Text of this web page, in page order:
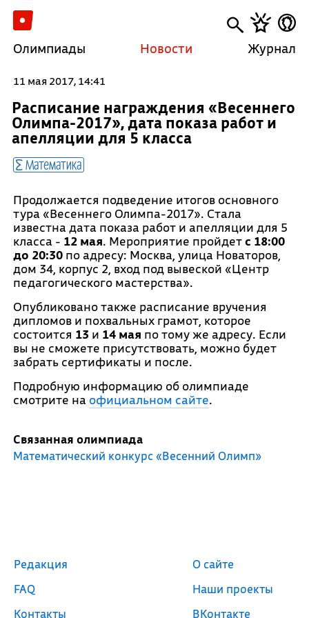
Олимпиады Новости Журнал
11 мая 2017, 14:41
Расписание награждения «Весеннего
Олимпа-2017», дата показа работ и
апелляции для 5 класса
Математика
Продолжается подведение итогов основного
тура «Весеннего Олимпа-2017». Стала
известна дата показа работ и апелляции для 5
класса - 12 мая. Мероприятие пройдетс 18:00
до 20:30по адресу: Москва, улица Новаторов,
дом 34, корпус 2, вход под вывеской «Центр
педагогического мастерства».
Опубликовано также расписание вручения
дипломов и похвальных грамот, которое
состоится 13 и 14 мая по тому же адресу. Если
вы не сможете присутствовать, можно будет
забрать сертификаты и после.
Подробную информацию об олимпиаде
смотрите на официальном сайте.
Связанная олимпиада
Математический конкурс «Весенний Олимп»
Редакция
FAQ
Контакты
О сайте
Наши проекты
ВКонтакте